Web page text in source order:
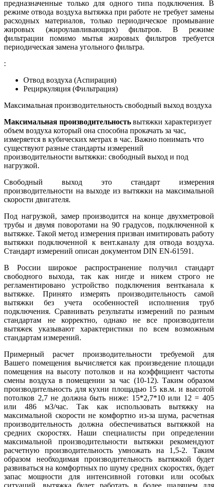
предназначенные только для одного типа подключения. В
режиме отвода воздуха вытяжка при работе не требует замены
расходных материалов, только периодическое промывание
жировых (жироулавливающих) фильтров. В режиме
фильтрации помимо мытья жировых фильтров требуется
периодическая замена угольного фильтра.
:
Отвод воздуха (Аспирация)
Рециркуляция (Фильтрация)
Максимальная производительность свободный выход воздуха
Максимальная производительность вытяжки характеризует
объем воздуха который она способна прокачать за час,
измеряется в кубических метрах в час. Важно понимать что
существуют разные стандарты измерений
производительности вытяжки: свободный выход и под
нагрузкой.
Свободный выход это стандарт измерения
производительности на выходе из вытяжки на максимальной
скорости двигателя.
Под нагрузкой, замер производится на конце двухметровой
трубы и двумя поворотами на 90 градусов, подключенной к
вытяжке. Такой метод измерения призван имитировать работу
вытяжки подключенной к вент.каналу для отвода воздуха.
Стандарт измерений описан документом DIN EN-61591.
В России широкое распространение получил стандарт
свободного выхода, так как нигде и никем строго не
регламентировано устройство подключения вентканала к
вытяжке. Принято измерять производительность самой
вытяжки без учета особенностей исполнения труб
подключения. Сравнивать результаты измерений по разным
стандартам не корректно, однако не все производители
вытяжек указывают характеристики по всем возможным
стандартам измерений.
Примерный расчет производительности требуемой для
Вашего помещения вычисляется как произведение площади
помещения на высоту потолков и на коэффициент частоты
смены воздуха в помещении за час (10-12). Таким образом
производительность для кухни площадью 15 кв.м. и высотой
потолков 2,7 не должна быть ниже: 15*2,7*10 или 12 = 405
или 486 м3/час. Так как использовать вытяжку на
максимальной скорости не комфортно из-за шума, расчетная
производительность должна обеспечиваться вытяжкой на
средних скоростях. Наши специалисты при определении
максимальной производительности вытяжки рекомендуют
расчетную производительность умножать на 1,5-2. Таким
образом необходимая производительность вытяжкой будет
развиваться на комфортных по шуму средних скоростях, будет
запас мощности для интенсивной готовки или особых
ситуаций, вытяжка будет работать в более щадящем для